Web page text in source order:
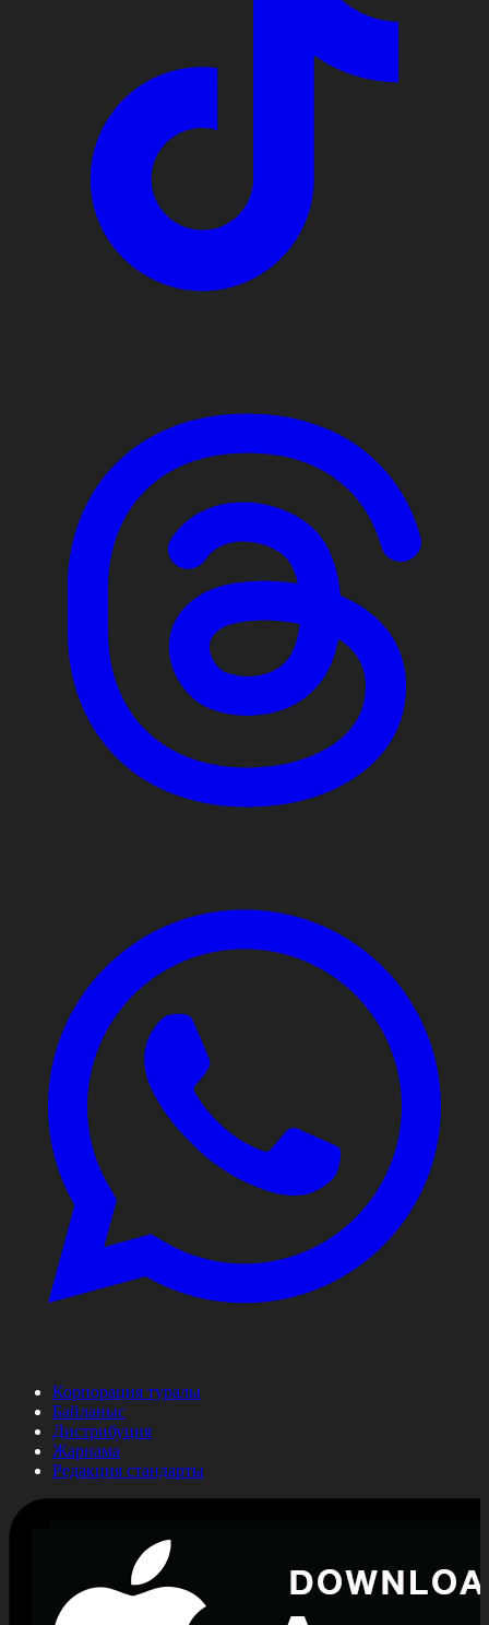
Корпорация туралы
Байланыс
Дистрибуция
Жарнама
Редакция стандарты